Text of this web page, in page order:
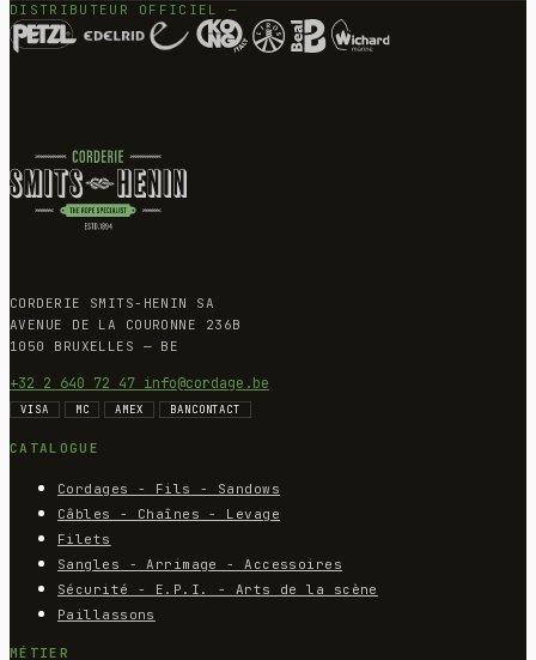
DISTRIBUTEUR OFFICIEL —
CORDERIE SMITS-HENIN SA
AVENUE DE LA COURONNE 236B
1050 BRUXELLES — BE
+32 2 640 72 47 info@cordage.be
VISA MC AMEX BANCONTACT
CATALOGUE
Cordages - Fils - Sandows
Câbles - Chaînes - Levage
Filets
Sangles - Arrimage - Accessoires
Sécurité - E.P.I. - Arts de la scène
Paillassons
MÉTIER